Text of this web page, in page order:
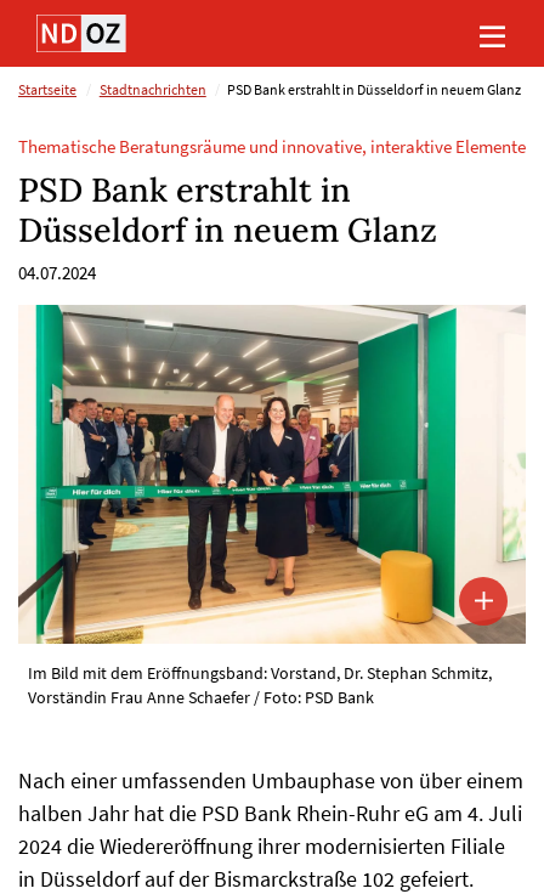
Direkt
Inhalt
(Eingabetaste)
Direkt
Hauptmenu
(Eingabetaste)
Direkt
Suche
(Eingabetaste)
Direkt
Footer
(Eingabetaste)
Startseite Stadtnachrichten PSD Bank erstrahlt in Düsseldorf in neuem Glanz
Thematische Beratungsräume und innovative, interaktive Elemente
PSD Bank erstrahlt in
Düsseldorf in neuem Glanz
04.07.2024
Im Bild mit dem Eröffnungsband: Vorstand, Dr. Stephan Schmitz,
Vorständin Frau Anne Schaefer / Foto: PSD Bank
Nach einer umfassenden Umbauphase von über einem
halben Jahr hat die PSD Bank Rhein-Ruhr eG am 4. Juli
2024 die Wiedereröffnung ihrer modernisierten Filiale
in Düsseldorf auf der Bismarckstraße 102 gefeiert.